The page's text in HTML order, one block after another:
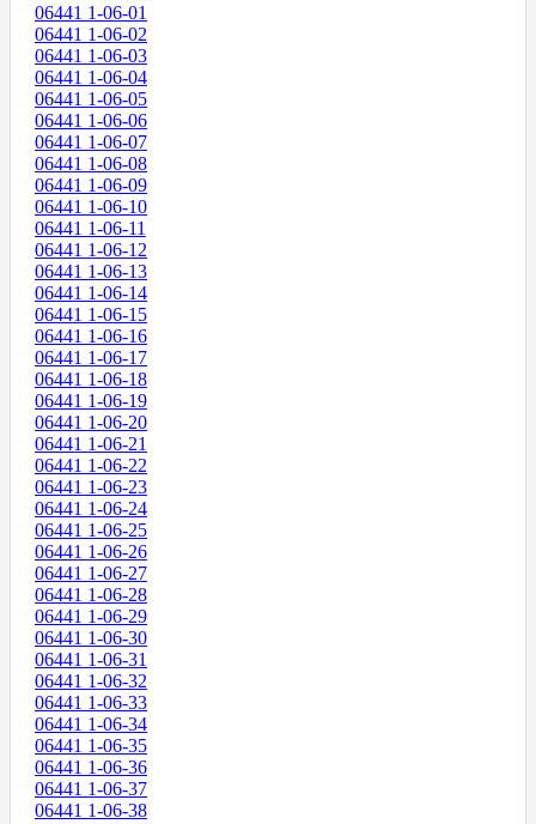
06441 1-06-01
06441 1-06-02
06441 1-06-03
06441 1-06-04
06441 1-06-05
06441 1-06-06
06441 1-06-07
06441 1-06-08
06441 1-06-09
06441 1-06-10
06441 1-06-11
06441 1-06-12
06441 1-06-13
06441 1-06-14
06441 1-06-15
06441 1-06-16
06441 1-06-17
06441 1-06-18
06441 1-06-19
06441 1-06-20
06441 1-06-21
06441 1-06-22
06441 1-06-23
06441 1-06-24
06441 1-06-25
06441 1-06-26
06441 1-06-27
06441 1-06-28
06441 1-06-29
06441 1-06-30
06441 1-06-31
06441 1-06-32
06441 1-06-33
06441 1-06-34
06441 1-06-35
06441 1-06-36
06441 1-06-37
06441 1-06-38